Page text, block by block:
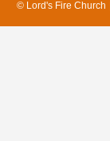
©Lord's Fire Church